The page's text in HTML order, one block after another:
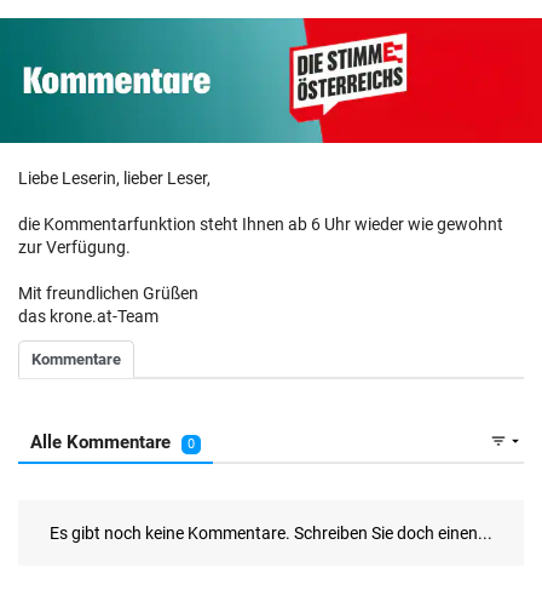
Liebe Leserin, lieber Leser,
die Kommentarfunktion steht Ihnen ab 6 Uhr wieder wie gewohnt
zur Verfügung.
Mit freundlichen Grüßen
das krone.at-Team